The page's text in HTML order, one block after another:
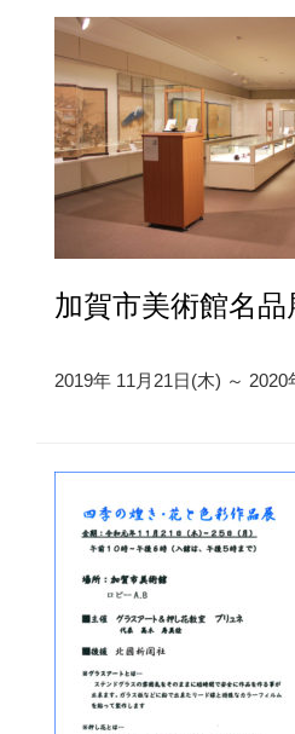
加賀市美術館名品
2019年 11月21日(木) ～ 2020